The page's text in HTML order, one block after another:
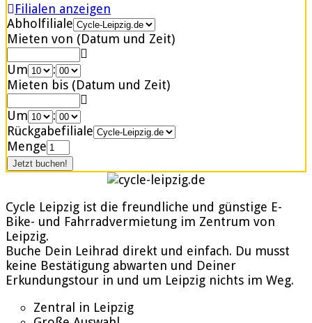
Filialen anzeigen
Abholfiliale
Mieten von (Datum und Zeit)
Um
:
Mieten bis (Datum und Zeit)
Um
:
Rückgabefiliale
Menge
Cycle Leipzig ist die freundliche und günstige E-
Bike- und Fahrradvermietung im Zentrum von
Leipzig.
Buche Dein Leihrad direkt und einfach. Du musst
keine Bestätigung abwarten und Deiner
Erkundungstour in und um Leipzig nichts im Weg.
Zentral in Leipzig